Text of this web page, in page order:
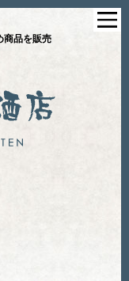
商品を販売